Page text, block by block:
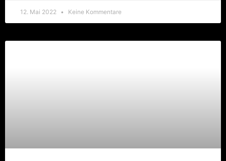
12. Mai 2022 Keine Kommentare